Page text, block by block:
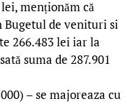
menționăm că
Bugetul de venituri si
266.483 lei iar la
suma de 287.901
– se majoreaza cu